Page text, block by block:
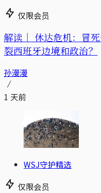
仅限会员
解读｜ 休达危机：冒
裂西班牙边境和政治？
孙漫漫
1 天前
WSJ守护精选
仅限会员